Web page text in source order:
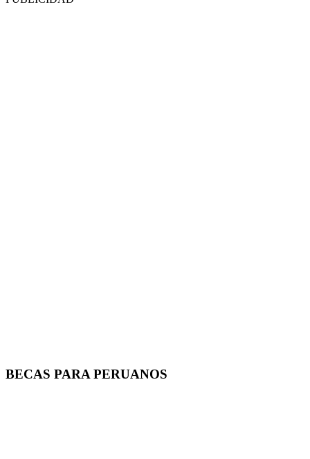
BECAS PARA PERUANOS